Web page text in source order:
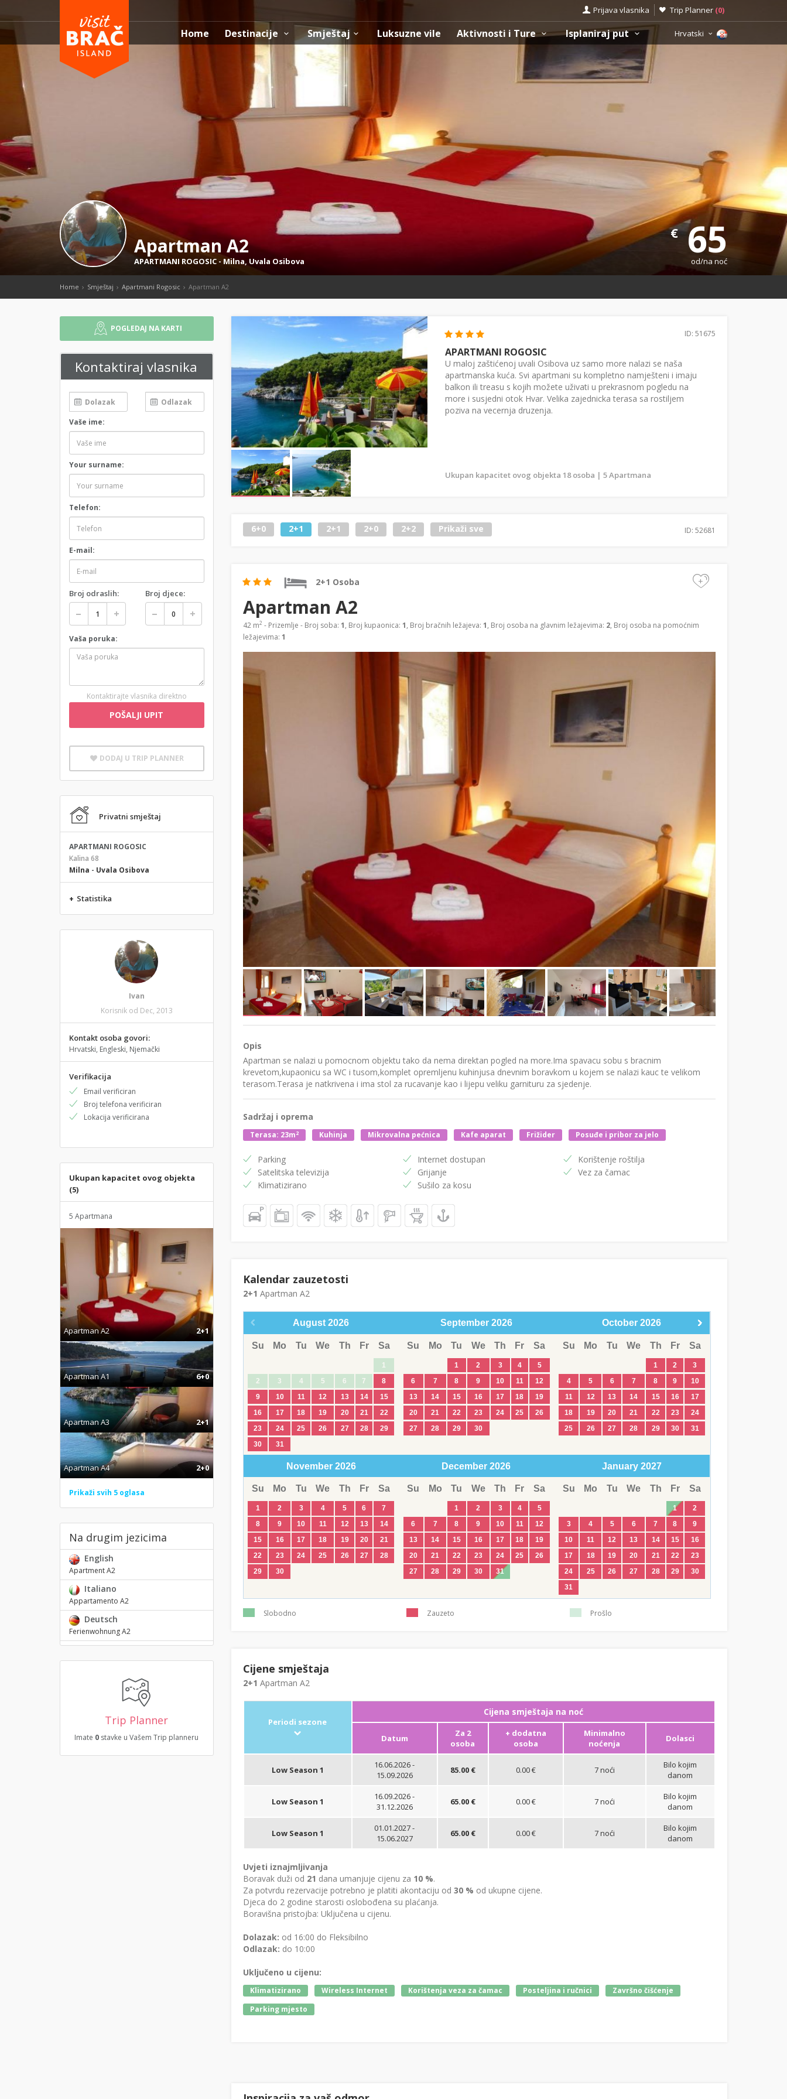
Prijava vlasnika Trip Planner (0)
Home Destinacije Smještaj Luksuzne vile Aktivnosti i Ture Isplaniraj put Hrvatski
Apartman A2
APARTMANI ROGOSIC - Milna, Uvala Osibova
€65
od/na noć
Home Smještaj Apartmani Rogosic Apartman A2
POGLEDAJ NA KARTI
Kontaktiraj vlasnika
Vaše ime:
Your surname:
Telefon:
E-mail:
Broj odraslih: Broj djece:
Vaša poruka:
Kontaktirajte vlasnika direktno
POŠALJI UPIT
DODAJ U TRIP PLANNER
Privatni smještaj
APARTMANI ROGOSIC
Kalina 68
Milna - Uvala Osibova
+ Statistika
Ivan
Korisnik od Dec, 2013
Kontakt osoba govori:
Hrvatski, Engleski, Njemački
Verifikacija
Email verificiran
Broj telefona verificiran
Lokacija verificirana
Ukupan kapacitet ovog objekta
(5)
5 Apartmana
Apartman A2 2+1
Apartman A1 6+0
Apartman A3 2+1
Apartman A4 2+0
Prikaži svih 5 oglasa
Na drugim jezicima
English
Apartment A2
Italiano
Appartamento A2
Deutsch
Ferienwohnung A2
Trip Planner
Imate 0 stavke u Vašem Trip planneru
ID: 51675
APARTMANI ROGOSIC
U maloj zaštićenoj uvali Osibova uz samo more nalazi se naša
apartmanska kuća. Svi apartmani su kompletno namješteni i imaju
balkon ili treasu s kojih možete uživati u prekrasnom pogledu na
more i susjedni otok Hvar. Velika zajednicka terasa sa rostiljem
poziva na vecernja druzenja.
Ukupan kapacitet ovog objekta 18 osoba | 5 Apartmana
6+0 2+1 2+1 2+0 2+2 Prikaži sve ID: 52681
2+1 Osoba +
Apartman A2
42 m2 - Prizemlje - Broj soba: 1, Broj kupaonica: 1, Broj bračnih ležajeva: 1, Broj osoba na glavnim ležajevima: 2, Broj osoba na pomoćnim
ležajevima: 1
Opis
Apartman se nalazi u pomocnom objektu tako da nema direktan pogled na more.Ima spavacu sobu s bracnim
krevetom,kupaonicu sa WC i tusom,komplet opremljenu kuhinjusa dnevnim boravkom u kojem se nalazi kauc te velikom
terasom.Terasa je natkrivena i ima stol za rucavanje kao i lijepu veliku garnituru za sjedenje.
Sadržaj i oprema
Terasa: 23m2 Kuhinja Mikrovalna pećnica Kafe aparat Frižider Posuđe i pribor za jelo
Parking
Satelitska televizija
Klimatizirano
Internet dostupan
Grijanje
Sušilo za kosu
Korištenje roštilja
Vez za čamac
Kalendar zauzetosti
2+1 Apartman A2
August 2026
Su Mo Tu We Th Fr Sa
1
2
3 4 5 6 7
8
9
10 11 12 13 14
15
16
17 18 19 20 21
22
23
24 25 26 27 28
29
30
31
September 2026
Su Mo Tu We Th Fr Sa
1 2 3 4
5
6
7 8 9 10 11
12
13
14 15 16 17 18
19
20
21 22 23 24 25
26
27
28 29 30
October 2026
Su Mo Tu We Th Fr Sa
1 2
3
4
5 6 7 8 9
10
11
12 13 14 15 16
17
18
19 20 21 22 23
24
25
26 27 28 29 30 31
November 2026
Su Mo Tu We Th Fr Sa
1 2 3 4 5 6
7
8
9 10 11 12 13
14
15
16 17 18 19 20
21
22
23 24 25 26 27
28
29
30
December 2026
Su Mo Tu We Th Fr Sa
1 2 3 4
5
6
7 8 9 10 11
12
13
14 15 16 17 18
19
20
21 22 23 24 25
26
27
28 29 30 31
January 2027
Su Mo Tu We Th Fr Sa
1
2
3
4 5 6 7 8
9
10
11 12 13 14 15
16
17
18 19 20 21 22
23
24
25 26 27 28 29
30
31
Slobodno Zauzeto Prošlo
Cijene smještaja
2+1 Apartman A2
Periodi sezone
Cijena smještaja na noć
Datum
Za 2
osoba
+ dodatna
osoba
Minimalno
noćenja
Dolasci
Low Season 1
16.06.2026 -
15.09.2026
85.00 € 0.00 € 7 noći
Bilo kojim
danom
Low Season 1
16.09.2026 -
31.12.2026
65.00 € 0.00 € 7 noći
Bilo kojim
danom
Low Season 1
01.01.2027 -
15.06.2027
65.00 € 0.00 € 7 noći
Bilo kojim
danom
Uvjeti iznajmljivanja
Boravak duži od 21 dana umanjuje cijenu za 10 %.
Za potvrdu rezervacije potrebno je platiti akontaciju od 30 % od ukupne cijene.
Djeca do 2 godine starosti oslobođena su plaćanja.
Boravišna pristojba: Uključena u cijenu.
Dolazak: od 16:00 do Fleksibilno
Odlazak: do 10:00
Uključeno u cijenu:
Klimatizirano Wireless Internet Korištenja veza za čamac Posteljina i ručnici
Završno čišćenje
Parking mjesto